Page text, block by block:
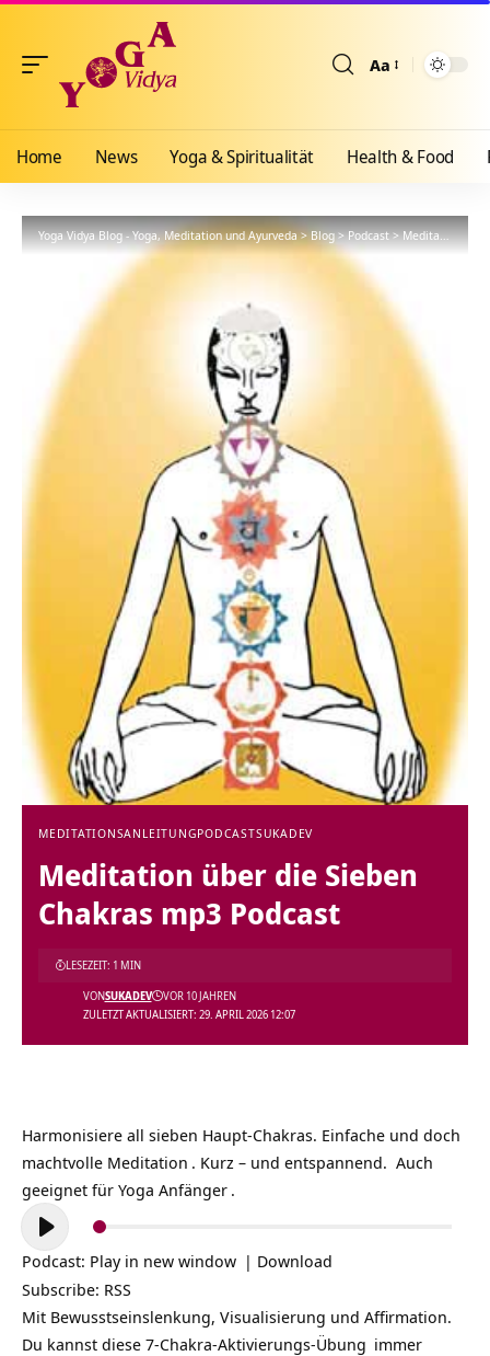
Aa
Home News Yoga & Spiritualität Health & Food
Yoga Vidya Blog - Yoga, Meditation und Ayurveda>Blog>Podcast>Meditationsanleitung
MEDITATIONSANLEITUNGPODCASTSUKADEV
Meditation über die Sieben
Chakras mp3 Podcast
ZULETZT AKTUALISIERT: 29. APRIL 2026 12:07
VONSUKADEV VOR 10 JAHREN
LESEZEIT: 1 MIN
Harmonisiere all sieben Haupt-Chakras. Einfache und doch
machtvolle Meditation . Kurz – und entspannend. Auch
geeignet für Yoga Anfänger .
Audio-
Player
Podcast: Play in new window | Download
Subscribe: RSS
Mit Bewusstseinslenkung, Visualisierung und Affirmation.
Du kannst diese 7-Chakra-Aktivierungs-Übung immer